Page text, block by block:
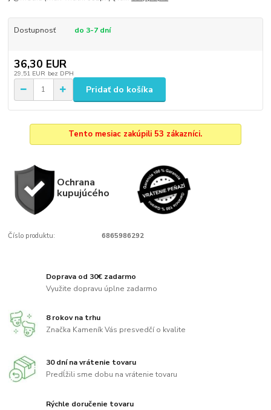
Dostupnosť do 3-7 dní
36,30 EUR
29,51 EUR bez DPH
Pridať do košíka
Tento mesiac zakúpili 53 zákazníci.
Ochrana
kupujúcého
Číslo produktu: 6865986292
Doprava od 30€ zadarmo
Využite dopravu úplne zadarmo
8 rokov na trhu
Značka Kameník Vás presvedčí o kvalite
30 dní na vrátenie tovaru
Predĺžili sme dobu na vrátenie tovaru
Rýchle doručenie tovaru